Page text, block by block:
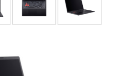
PoweredByAsus